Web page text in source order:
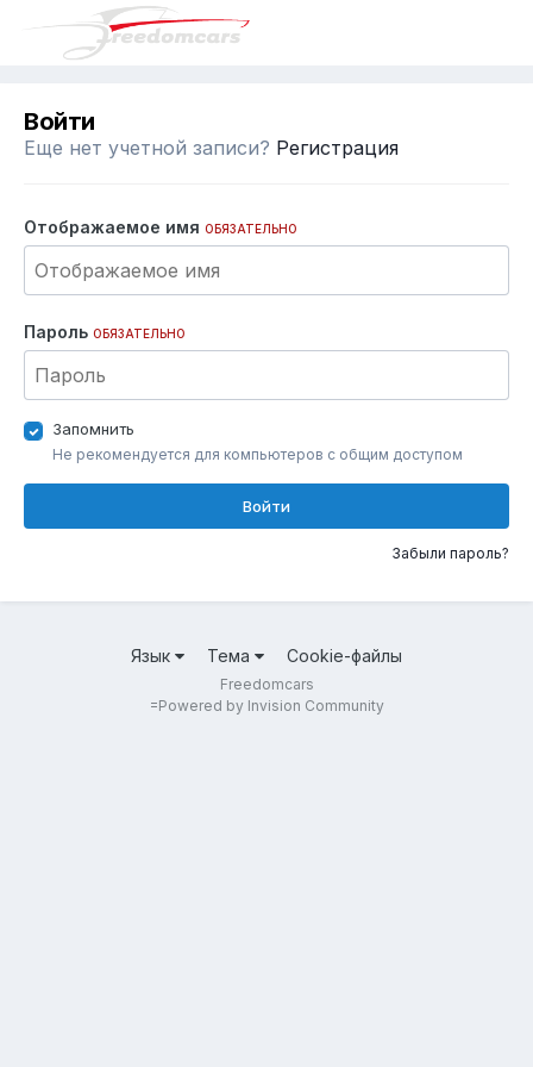
Войти
Еще нет учетной записи? Регистрация
Отображаемое имя ОБЯЗАТЕЛЬНО
Пароль ОБЯЗАТЕЛЬНО
Запомнить
Не рекомендуется для компьютеров с общим доступом
Войти
Забыли пароль?
Язык Тема Cookie-файлы
Freedomcars
=Powered by Invision Community